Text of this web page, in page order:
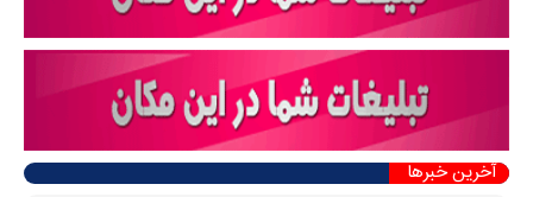
آخرین خبرها